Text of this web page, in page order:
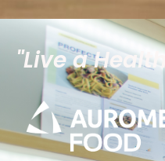
"Live a